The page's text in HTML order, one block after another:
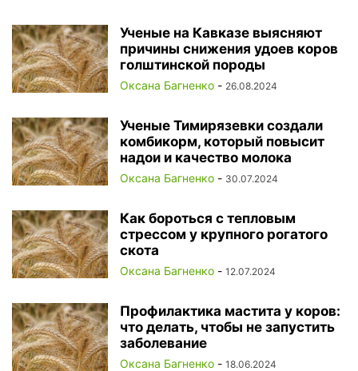
Ученые на Кавказе выясняют
причины снижения удоев коров
голштинской породы
Оксана Багненко - 26.08.2024
Ученые Тимирязевки создали
комбикорм, который повысит
надои и качество молока
Оксана Багненко - 30.07.2024
Как бороться с тепловым
стрессом у крупного рогатого
скота
Оксана Багненко - 12.07.2024
Профилактика мастита у коров:
что делать, чтобы не запустить
заболевание
Оксана Багненко - 18.06.2024